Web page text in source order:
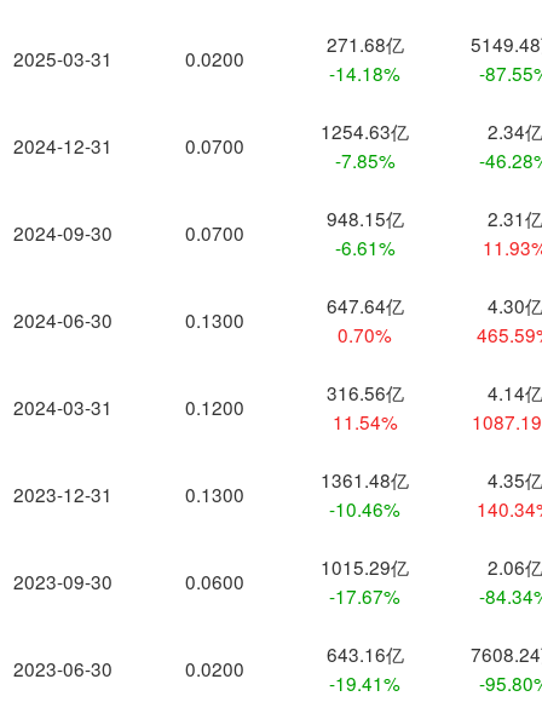
2025-03-31
2024-12-31
2024-09-30
2024-06-30
2024-03-31
2023-12-31
2023-09-30
2023-06-30
0.0200
271.68亿
-14.18%
-
0.0700
1254.63亿
-7.85%
2.34亿
-
0.0700
948.15亿
-6.61%
2.31亿
0.1300
647.64亿
0.70%
4.30亿
0.1200
316.56亿
11.54%
4.14亿
0.1300
1361.48亿
-10.46%
4.35亿
0.0600
1015.29亿
-17.67%
2.06亿
-
0.0200
643.16亿
-19.41%
-